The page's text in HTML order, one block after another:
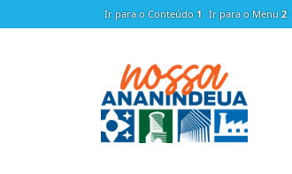
Ir para o Conteúdo 1 Ir para o Menu 2